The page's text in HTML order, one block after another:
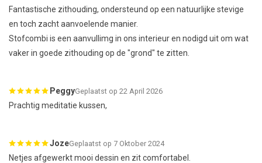
Fantastische zithouding, ondersteund op een natuurlijke stevige
en toch zacht aanvoelende manier.
Stofcombi is een aanvullimg in ons interieur en nodigd uit om wat
vaker in goede zithouding op de "grond" te zitten.
PeggyGeplaatst op 22 April 2026
Prachtig meditatie kussen,
JozeGeplaatst op 7 Oktober 2024
Netjes afgewerkt mooi dessin en zit comfortabel.